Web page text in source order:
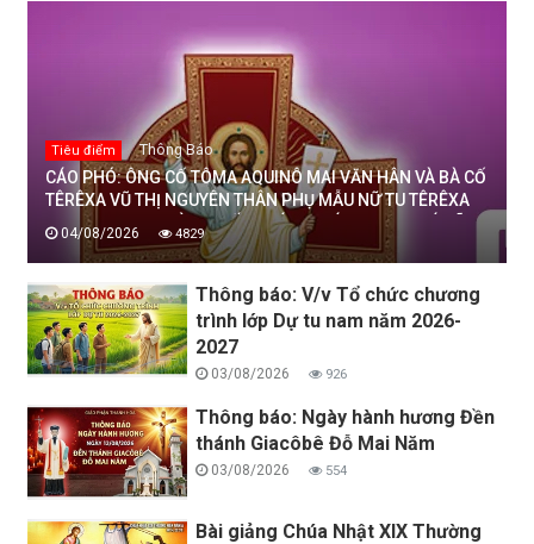
Tiêu điểm Thông Báo
CÁO PHÓ: ÔNG CỐ TÔMA AQUINÔ MAI VĂN HÂN VÀ BÀ CỐ
TÊRÊXA VŨ THỊ NGUYÊN THÂN PHỤ MẪU NỮ TU TÊRÊXA
MAI THỊ THỊNH, DÒNG MẾN THÁNH GIÁ THANH HOÁ ĐÃ
AN NGHỈ TRONG CHÚA, NGÀY 04/08/2026
04/08/2026 4829
Thông báo: V/v Tổ chức chương
trình lớp Dự tu nam năm 2026-
2027
03/08/2026 926
Thông báo: Ngày hành hương Đền
thánh Giacôbê Đỗ Mai Năm
03/08/2026 554
Bài giảng Chúa Nhật XIX Thường